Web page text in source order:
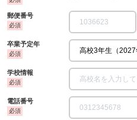
郵便番号
卒業予定年
学校情報
電話番号